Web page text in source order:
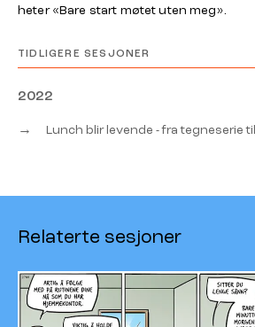
heter «Bare start møtet uten meg».
TIDLIGERE SESJONER
2022
→ Lunch blir levende - fra tegneserie
Relaterte sesjoner